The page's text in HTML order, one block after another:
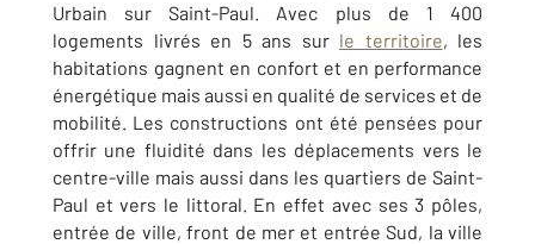
Urbain sur Saint-Paul. Avec plus de 1 400
logements livrés en 5 ans sur le territoire, les
habitations gagnent en confort et en performance
énergétique mais aussi en qualité de services et de
mobilité. Les constructions ont été pensées pour
offrir une fluidité dans les déplacements vers le
centre-ville mais aussi dans les quartiers de Saint-
Paul et vers le littoral. En effet avec ses 3 pôles,
entrée de ville, front de mer et entrée Sud, la ville